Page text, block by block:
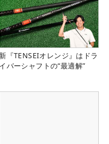
新『TENSEIオレンジ』はドラ
イバーシャフトの“最適解”